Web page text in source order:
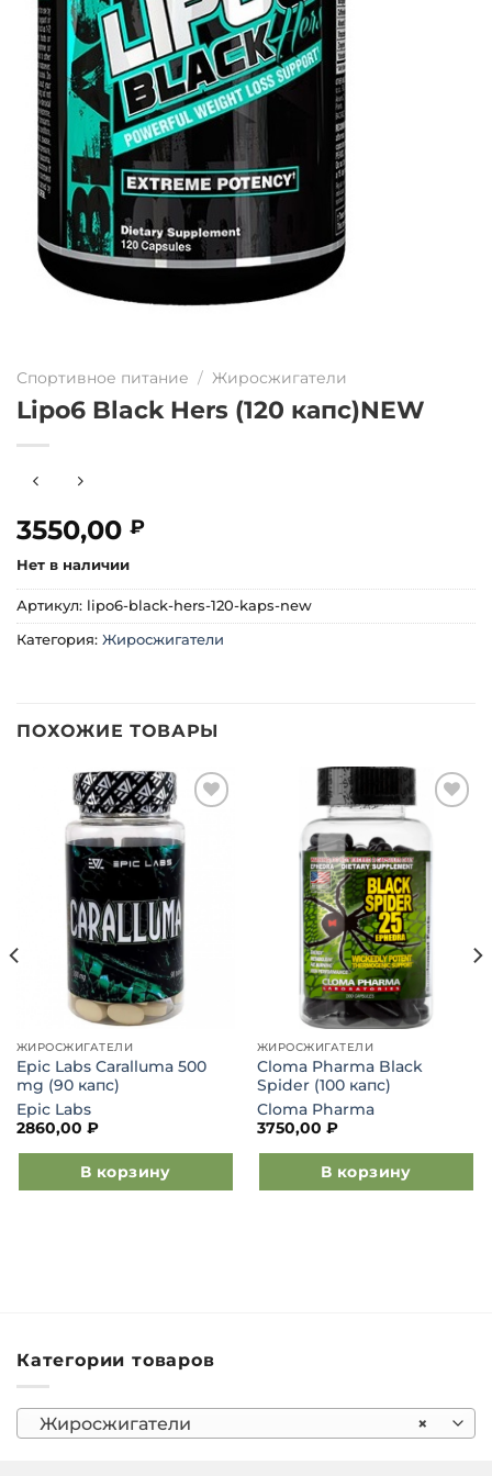
Спортивное питание / Жиросжигатели
Lipo6 Black Hers (120 капс)NEW
3550,00 ₽
Нет в наличии
Артикул: lipo6-black-hers-120-kaps-new
Категория: Жиросжигатели
ПОХОЖИЕ ТОВАРЫ
Добавить
в список
желаний
ЖИРОСЖИГАТЕЛИ
Epic Labs Caralluma 500
mg (90 капс)
Epic Labs
2860,00 ₽
В корзину
Добавить
желаний
ЖИРОСЖИГАТЕЛИ
Cloma Pharma Black
Spider (100 капс)
Cloma Pharma
3750,00 ₽
В корзину
Категории товаров
×
Жиросжигатели